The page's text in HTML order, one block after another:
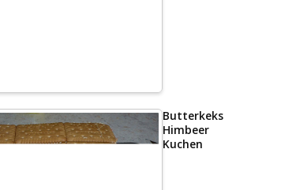
Butterkeks
Himbeer
Kuchen